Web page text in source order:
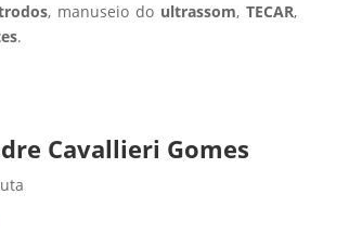
, manuseio do ultrassom,TECAR,
.
Cavallieri Gomes